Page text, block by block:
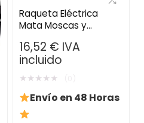
Raqueta Eléctrica
Mata Moscas y
16,52 € IVA
incluido
★★★★★
Envío en 48 Horas